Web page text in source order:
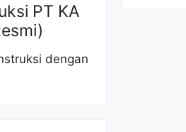
PT KA
dengan